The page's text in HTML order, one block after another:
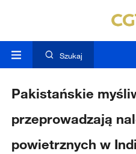
Szukaj
Pakistańskie
przeprowadzają
powietrznych w